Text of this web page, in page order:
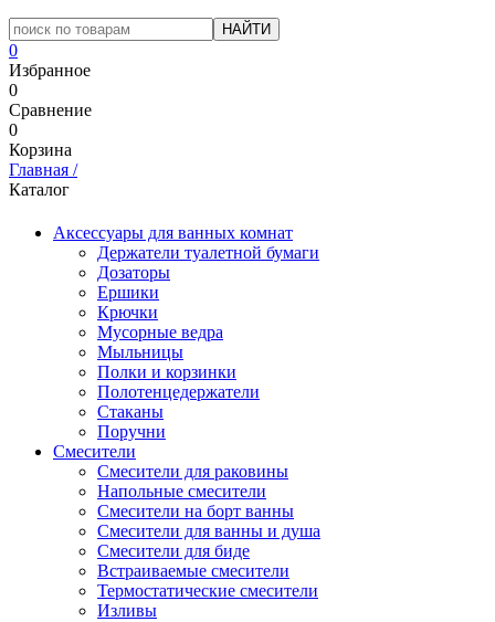
0
Избранное
0
Сравнение
0
Корзина
Главная /
Каталог
Аксессуары для ванных комнат
Держатели туалетной бумаги
Дозаторы
Ершики
Крючки
Мусорные ведра
Мыльницы
Полки и корзинки
Полотенцедержатели
Стаканы
Поручни
Смесители
Смесители для раковины
Напольные смесители
Смесители на борт ванны
Смесители для ванны и душа
Смесители для биде
Встраиваемые смесители
Термостатические смесители
Изливы